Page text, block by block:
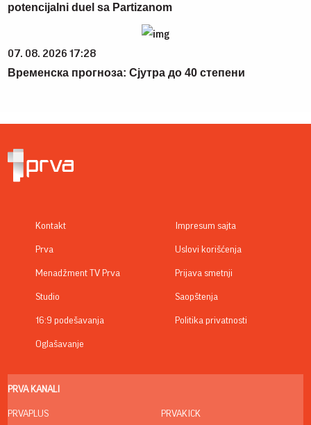
potencijalni duel sa Partizanom
07. 08. 2026 17:28
Временска прогноза: Сјутра до 40 степени
Kontakt
Prva
Menadžment TV Prva
Studio
16:9 podešavanja
Oglašavanje
Impresum sajta
Uslovi korišćenja
Prijava smetnji
Saopštenja
Politika privatnosti
PRVA KANALI
PRVAPLUS PRVAKICK